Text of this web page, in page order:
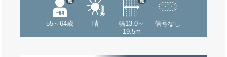
55～64歳 晴
幅13.0～
19.5m
信号なし